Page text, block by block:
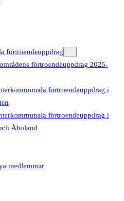
förtroendeuppdrag
förtroendeuppdrag 2025-
förtroendeuppdrag i
förtroendeuppdrag i
Åboland
medlemmar